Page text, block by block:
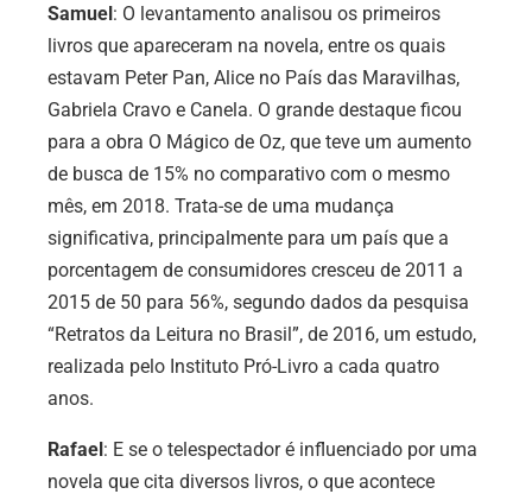
Samuel : O levantamento analisou os primeiros
livros que apareceram na novela, entre os quais
estavam Peter Pan, Alice no País das Maravilhas,
Gabriela Cravo e Canela. O grande destaque ficou
para a obra O Mágico de Oz, que teve um aumento
de busca de 15% no comparativo com o mesmo
mês, em 2018. Trata-se de uma mudança
significativa, principalmente para um país que a
porcentagem de consumidores cresceu de 2011 a
2015 de 50 para 56%, segundo dados da pesquisa
“Retratos da Leitura no Brasil”, de 2016, um estudo,
realizada pelo Instituto Pró-Livro a cada quatro
anos.
Rafael : E se o telespectador é influenciado por uma
novela que cita diversos livros, o que acontece